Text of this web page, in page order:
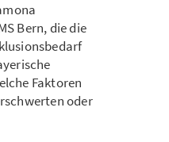
Bern, die die
Faktoren
oder